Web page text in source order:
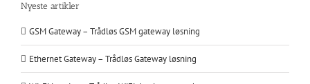
Nyeste artikler
GSM Gateway – Trådløs GSM gateway løsning
Ethernet Gateway – Trådløs Gateway løsning